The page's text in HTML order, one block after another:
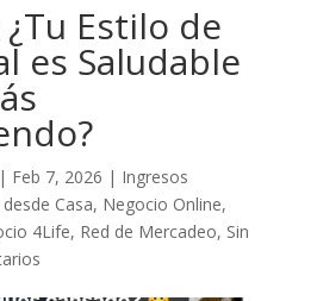
Estilo de
es Saludable
| Feb 7, 2026 | Ingresos
Casa, Negocio Online,
4Life, Red de Mercadeo, Sin